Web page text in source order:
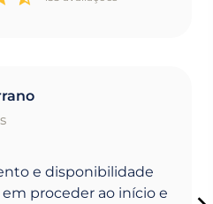
e disponibilidade
proceder ao início e